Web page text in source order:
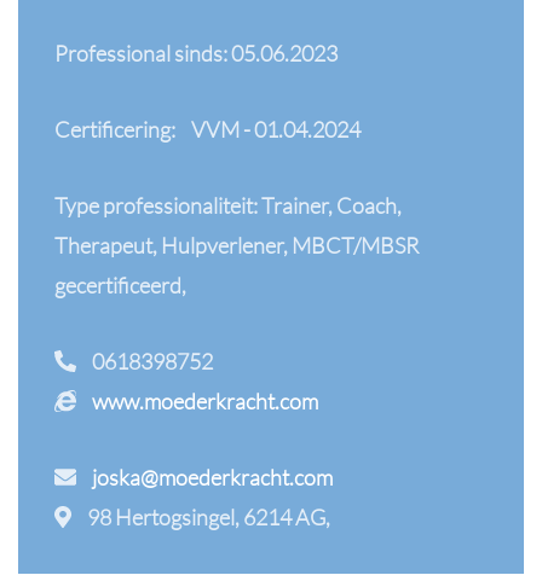
Professional sinds: 05.06.2023
Certificering: VVM - 01.04.2024
Type professionaliteit: Trainer, Coach,
Therapeut, Hulpverlener, MBCT/MBSR
gecertificeerd,
0618398752
www.moederkracht.com
joska@moederkracht.com
98 Hertogsingel, 6214 AG,